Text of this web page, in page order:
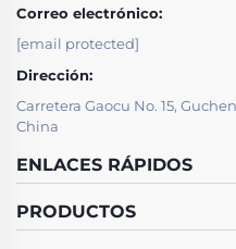
Correo electrónico:
[email protected]
Dirección:
Carretera Gaocu No. 15,
China
ENLACES RÁPIDOS
PRODUCTOS